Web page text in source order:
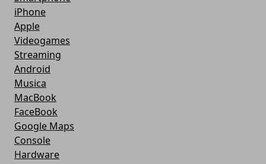
iPhone
Apple
Videogames
Streaming
Android
Musica
MacBook
FaceBook
Google Maps
Console
Hardware